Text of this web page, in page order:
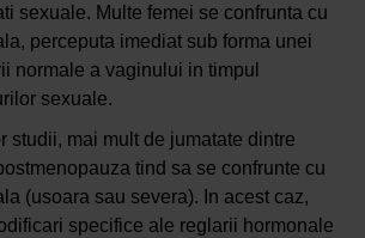
sexuale. Multe femei se confrunta cu
perceputa imediat sub forma unei
normale a vaginului in timpul
sexuale.
studii, mai mult de jumatate dintre
tind sa se confrunte cu
(usoara sau severa). In acest caz,
specifice ale reglarii hormonale